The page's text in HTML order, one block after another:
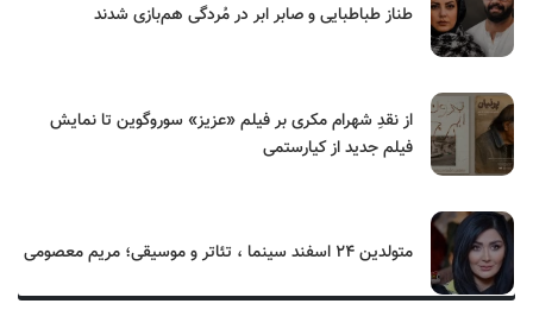
طناز طباطبایی و صابر ابر در مُردگی هم‌بازی شدند
از نقدِ شهرام مکری بر فیلم «عزیز» سوروگوین تا نمایش
فیلم جدید از کیارستمی
متولدین ۲۴ اسفند سینما ، تئاتر و موسیقی؛ مریم معصومی